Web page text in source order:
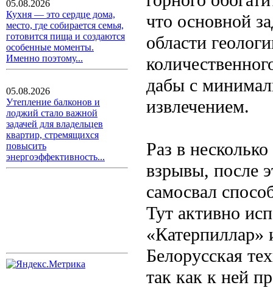
05.08.2026
Кухня — это сердце дома,
место, где собирается семья,
готовится пища и создаются
особенные моменты.
Именно поэтому...
05.08.2026
Утепление балконов и
лоджий стало важной
задачей для владельцев
квартир, стремящихся
повысить
энергоэффективность...
что основной
области
дабы с
извлечением.
Раз в
взрывы, после
самосвал
Тут активно
«Катерпиллар»
Белорусская
так как к ней